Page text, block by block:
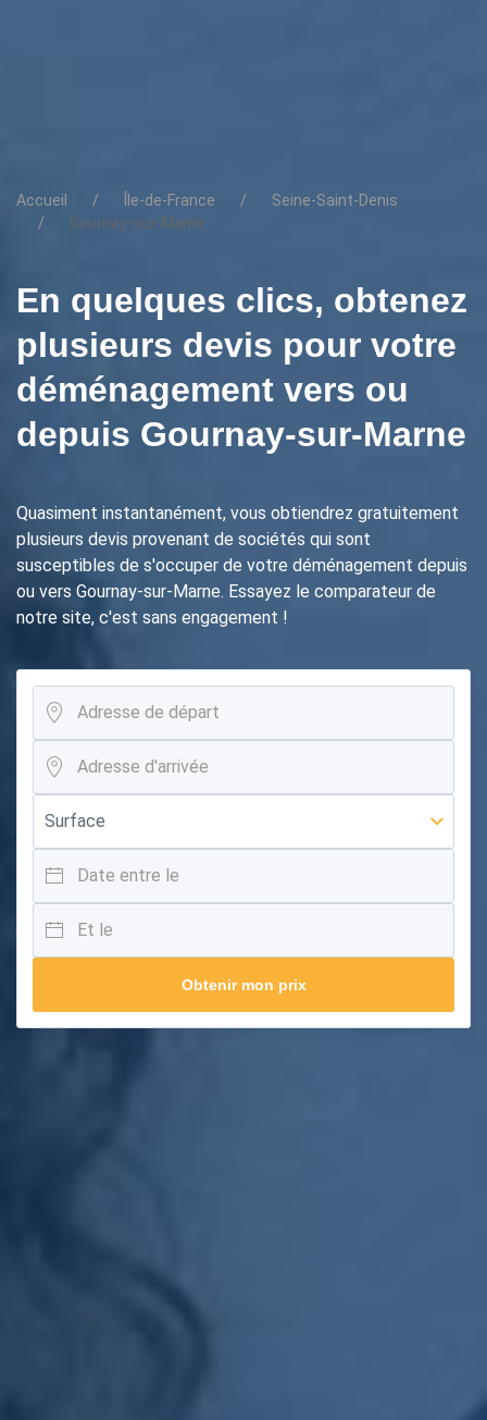
Accueil Île-de-France
Seine-Saint-Denis
Gournay-sur-Marne
En quelques clics, obtenez
plusieurs devis pour votre
déménagement vers ou
depuis Gournay-sur-Marne
Quasiment instantanément, vous obtiendrez gratuitement
plusieurs devis provenant de sociétés qui sont
susceptibles de s'occuper de votre déménagement depuis
ou vers Gournay-sur-Marne. Essayez le comparateur de
notre site, c'est sans engagement !
Obtenir mon prix